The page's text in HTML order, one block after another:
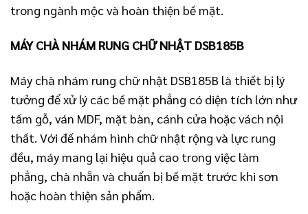
trong ngành mộc và hoàn thiện bề mặt.
MÁY CHÀ NHÁM RUNG CHỮ NHẬT DSB185B
Máy chà nhám rung chữ nhật DSB185B là thiết bị lý
tưởng để xử lý các bề mặt phẳng có diện tích lớn như
tấm gỗ, ván MDF, mặt bàn, cánh cửa hoặc vách nội
thất. Với đế nhám hình chữ nhật rộng và lực rung
đều, máy mang lại hiệu quả cao trong việc làm
phẳng, chà nhẵn và chuẩn bị bề mặt trước khi sơn
hoặc hoàn thiện sản phẩm.